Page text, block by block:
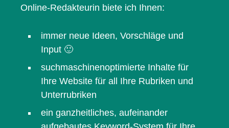
Online-Redakteurin biete ich Ihnen:
immer neue Ideen, Vorschläge und
Input 🙂
suchmaschinenoptimierte Inhalte für
Ihre Website für all Ihre Rubriken und
Unterrubriken
ein ganzheitliches, aufeinander